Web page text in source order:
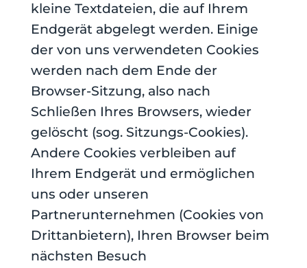
kleine Textdateien, die auf Ihrem
Endgerät abgelegt werden. Einige
der von uns verwendeten Cookies
werden nach dem Ende der
Browser-Sitzung, also nach
Schließen Ihres Browsers, wieder
gelöscht (sog. Sitzungs-Cookies).
Andere Cookies verbleiben auf
Ihrem Endgerät und ermöglichen
uns oder unseren
Partnerunternehmen (Cookies von
Drittanbietern), Ihren Browser beim
nächsten Besuch